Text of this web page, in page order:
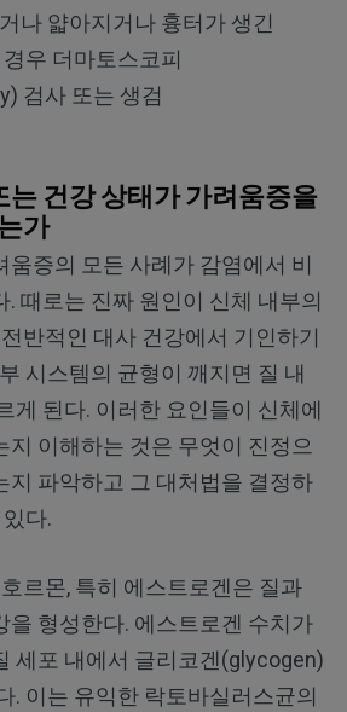
나 얇아지거나 흉터가 생긴
우 더마토스코피
검사 또는 생검
는 건강 상태가 가려움증을
가
움증의 모든 사례가 감염에서 비
. 때로는 진짜 원인이 신체 내부의
반적인 대사 건강에서 기인하기
시스템의 균형이 깨지면 질 내
게 된다. 이러한 요인들이 신체에
지 이해하는 것은 무엇이 진정으
지 파악하고 그 대처법을 결정하
다.
호르몬, 특히 에스트로겐은 질과
을 형성한다. 에스트로겐 수치가
세포 내에서 글리코겐(glycogen)
. 이는 유익한 락토바실러스균의